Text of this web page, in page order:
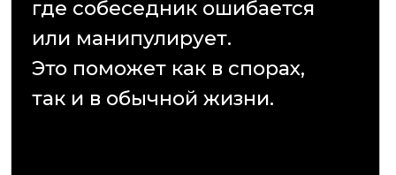
или манипулирует. Это
поможет как в спорах,
так и в обычной жизни.